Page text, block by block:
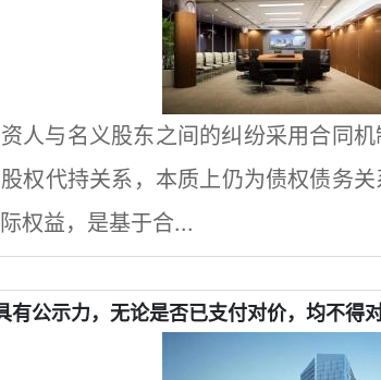
人与名义股东之间的纠纷采用合同
权代持关系，本质上仍为债权债务
权益，是基于合...
有公示力，无论是否已支付对价，均不得